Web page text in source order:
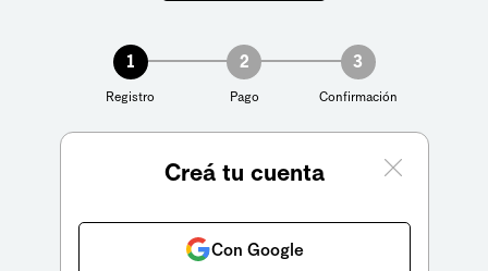
1
Registro
2
Pago
3
Confirmación
Creá tu cuenta
Con Google